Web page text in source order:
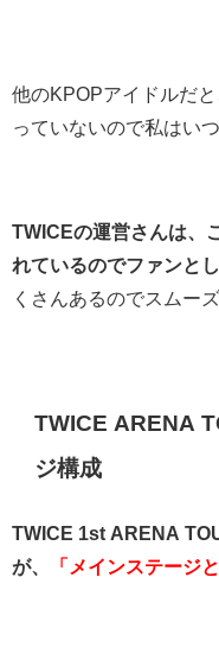
他のKPOPアイドルだ
っていないので私はい
TWICEの運営さんは、
れているのでファンと
くさんあるのでスムー
TWICE ARENA
ジ構成
TWICE 1st ARENA
が、
「メインステージ